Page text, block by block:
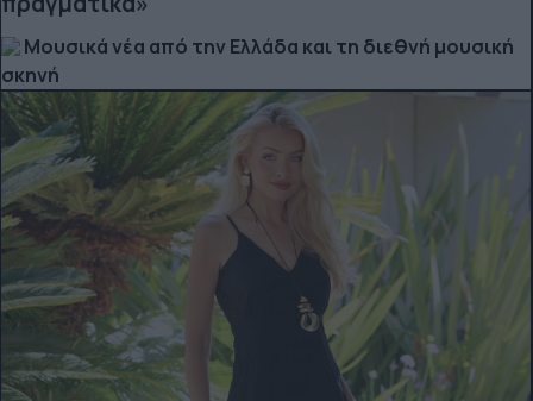
Μουσικά νέα από την Ελλάδα και τη διεθνή μουσική
σκηνή